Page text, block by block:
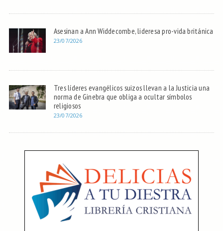
Asesinan a Ann Widdecombe, lideresa pro-vida británica
23/07/2026
Tres líderes evangélicos suizos llevan a la Justicia una
norma de Ginebra que obliga a ocultar símbolos
religiosos
23/07/2026